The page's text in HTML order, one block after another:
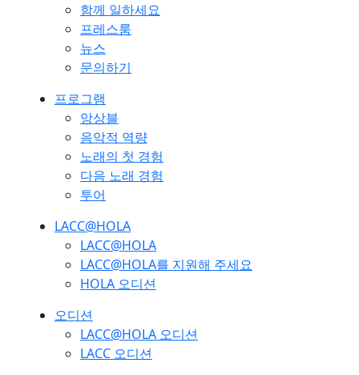
함께 일하세요
프레스룸
뉴스
문의하기
프로그램
앙상블
음악적 역량
노래의 첫 경험
다음 노래 경험
투어
LACC@HOLA
LACC@HOLA
LACC@HOLA를 지원해 주세요
HOLA 오디션
오디션
LACC@HOLA 오디션
LACC 오디션